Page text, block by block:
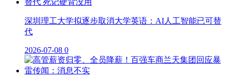
深圳理工大学拟逐步取消大学英语：AI人工智能已可替
代
2026-07-08 0